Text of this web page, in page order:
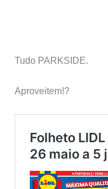
Tudo PARKSIDE.
Aproveitem!?